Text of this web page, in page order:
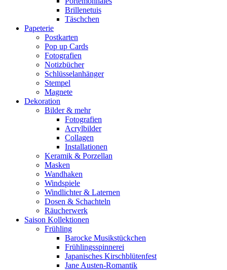
Brillenetuis
Täschchen
Papeterie
Postkarten
Pop up Cards
Fotografien
Notizbücher
Schlüsselanhänger
Stempel
Magnete
Dekoration
Bilder & mehr
Fotografien
Acrylbilder
Collagen
Installationen
Keramik & Porzellan
Masken
Wandhaken
Windspiele
Windlichter & Laternen
Dosen & Schachteln
Räucherwerk
Saison Kollektionen
Frühling
Barocke Musikstückchen
Frühlingsspinnerei
Japanisches Kirschblütenfest
Jane Austen-Romantik